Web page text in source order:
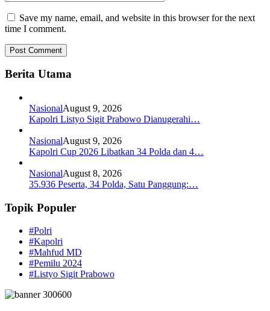
Save my name, email, and website in this browser for the next
time I comment.
Berita Utama
NasionalAugust 9, 2026
Kapolri Listyo Sigit Prabowo Dianugerahi…
NasionalAugust 9, 2026
Kapolri Cup 2026 Libatkan 34 Polda dan 4…
NasionalAugust 8, 2026
35.936 Peserta, 34 Polda, Satu Panggung:…
Topik Populer
#Polri
#Kapolri
#Mahfud MD
#Pemilu 2024
#Listyo Sigit Prabowo